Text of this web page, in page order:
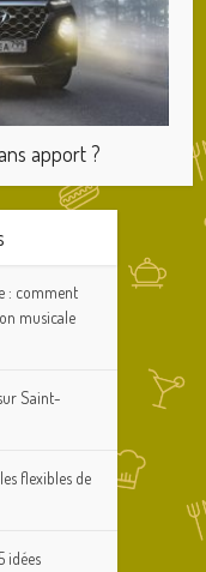
apport ?
: comment
musicale
Saint-
flexibles de
idées